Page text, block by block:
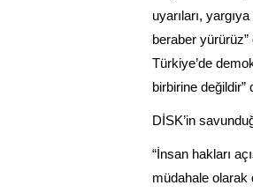
uyarıları,
beraber yürürüz”
Türkiye’de
birbirine değildir”
DİSK’in
“İnsan hakları
müdahale olarak